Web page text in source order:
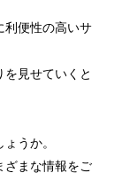
利便性の高いサ
見せていくと
うか。
ざまな情報をご